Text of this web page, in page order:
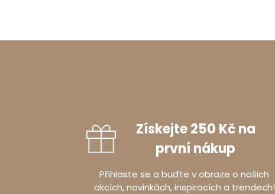
Získejte 250 Kč na
první nákup
Přihlaste se a buďte v obraze o našich
akcích, novinkách, inspiracích a trendech!